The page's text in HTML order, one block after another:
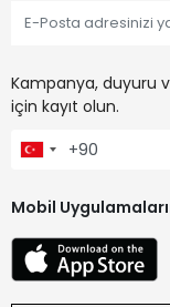
Kampanya, duyuru
için kayıt olun.
Mobil